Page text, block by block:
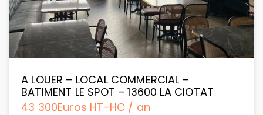
A LOUER – LOCAL COMMERCIAL –
BATIMENT LE SPOT – 13600 LA CIOTAT
43 300Euros HT-HC / an